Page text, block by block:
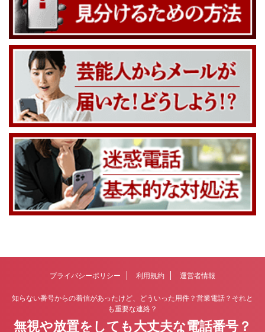
プライバシーポリシー 利用規約 運営者情報
知らない番号からの着信があったけど、どういった用件？営業電話？それと
も重要な連絡？
無視や放置をしても大丈夫な電話番号？